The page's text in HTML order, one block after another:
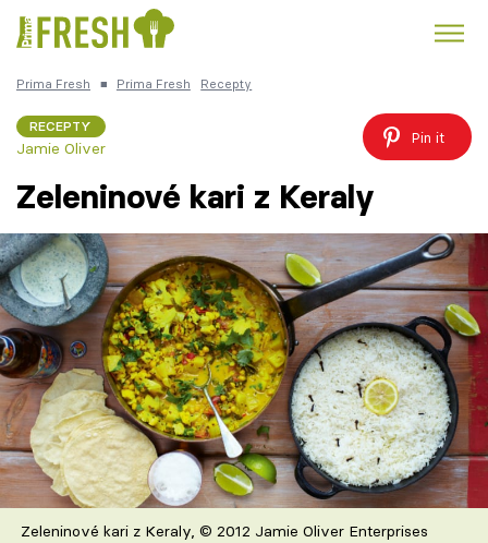
Česká kuchyně
Témata
Recepty
Články
TV Program
Škola vaření
Prima Fresh ■ Prima Fresh Recepty
RECEPTY
Jamie Oliver
Pin it
Zeleninové kari z Keraly
Zeleninové kari z Keraly, © 2012 Jamie Oliver Enterprises